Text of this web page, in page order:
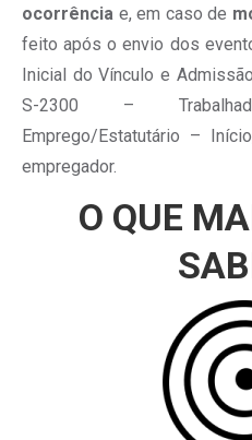
ocorrência e, em caso de
feito após o envio dos
Inicial do Vínculo e
S-2300 –
Emprego/Estatutário –
empregador.
O QUE